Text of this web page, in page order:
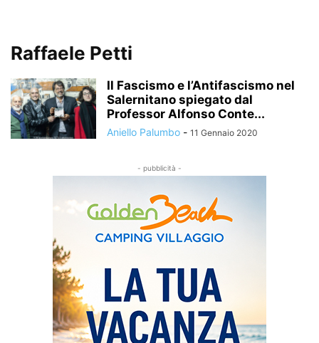
Raffaele Petti
Il Fascismo e l’Antifascismo nel
Salernitano spiegato dal
Professor Alfonso Conte...
Aniello Palumbo - 11 Gennaio 2020
- pubblicità -